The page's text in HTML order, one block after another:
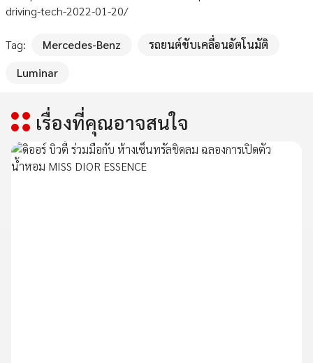
driving-tech-2022-01-20/
Tag: Mercedes-Benz
รถยนต์ขับเคลื่อนอัตโนมัติ
Luminar
เรื่องที่คุณอาจสนใจ